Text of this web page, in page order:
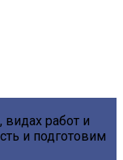
работ и
и подготовим